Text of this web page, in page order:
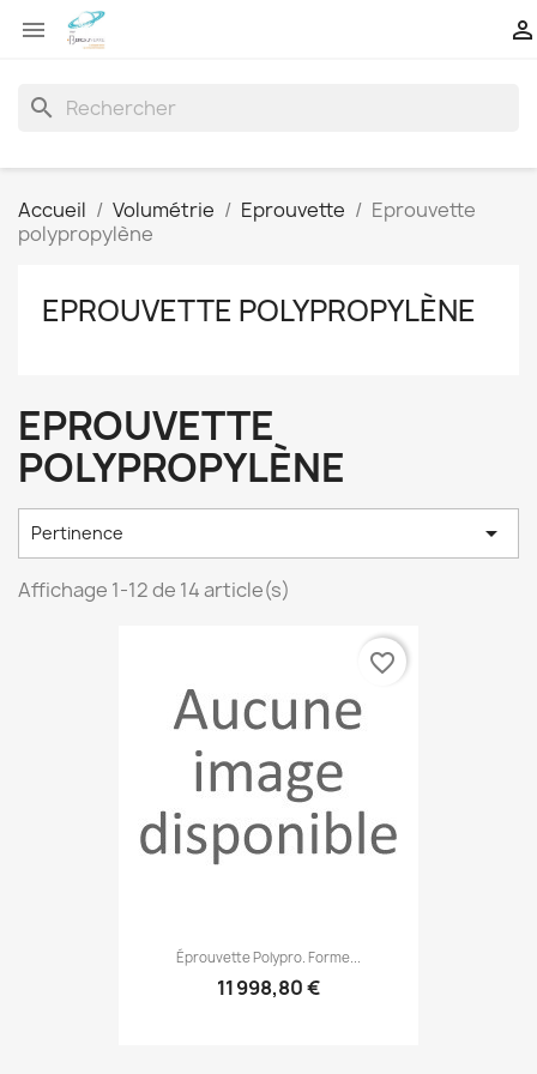
 
search
Accueil Volumétrie Eprouvette
Eprouvette
polypropylène
EPROUVETTE POLYPROPYLÈNE
EPROUVETTE
POLYPROPYLÈNE
Pertinence 
Affichage 1-12 de 14 article(s)
Éprouvette Polypro. Forme...
11 998,80 €
favorite_border